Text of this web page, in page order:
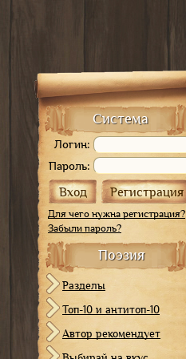
Система
Логин:
Пароль:
Для чего нужна регистрация?
Забыли пароль?
Поэзия
Разделы
Топ-10 и антитоп-10
Автор рекомендует